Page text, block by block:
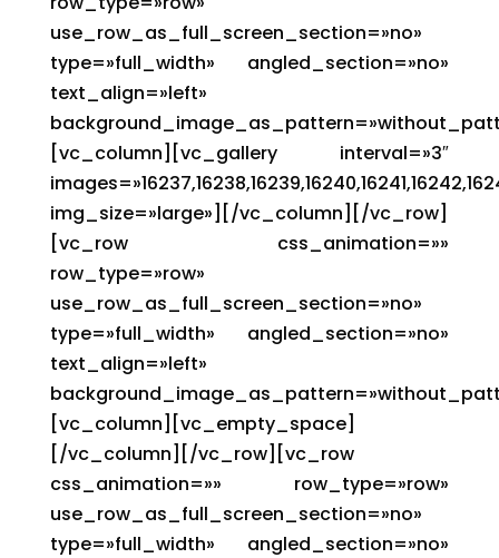
use_row_as_full_screen_section=»no»
type=»full_width» angled_section=»no»
text_align=»left»
[vc_column][vc_gallery interval=»3″
img_size=»large»][/vc_column][/vc_row]
[vc_row css_animation=»»
row_type=»row»
use_row_as_full_screen_section=»no»
type=»full_width» angled_section=»no»
text_align=»left»
[vc_column][vc_empty_space]
[/vc_column][/vc_row][vc_row
css_animation=»» row_type=»row»
use_row_as_full_screen_section=»no»
type=»full_width» angled_section=»no»